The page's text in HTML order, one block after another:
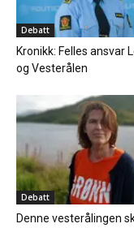
Debatt
Kronikk: Felles ansvar
og Vesterålen
Debatt
Denne vesterålingen